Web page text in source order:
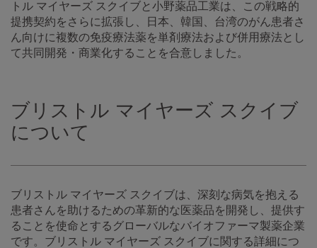
トル マイヤーズ スクイブと小野薬品工業は、この戦略的
提携契約をさらに拡張し、日本、韓国、台湾のがん患者さ
ん向けに複数の免疫療法薬を単剤療法および併用療法とし
て共同開発・商業化することを合意しました。
ブリストル マイヤーズ スクイブ
について
ブリストル マイヤーズ スクイブは、深刻な病気を抱える
患者さんを助けるための革新的な医薬品を開発し、提供す
ることを使命とするグローバルなバイオファーマ製薬企業
です。ブリストル マイヤーズ スクイブに関する詳細につ